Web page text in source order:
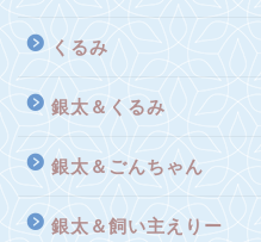
くるみ
銀太＆くるみ
銀太＆ごんちゃん
銀太＆飼い主えりー